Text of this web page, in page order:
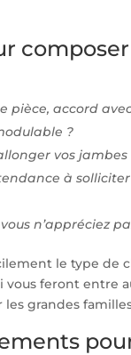
pièce, accord
?
vos jambes
à
n’appréciez
le type
feront entre
les grandes